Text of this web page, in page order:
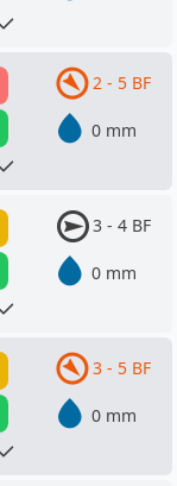
2 - 5 BF
0 mm
3 - 4 BF
0 mm
3 - 5 BF
0 mm